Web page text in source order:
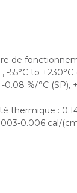
de
-55°C to +230°C
-0.08 %/°C (SP),
thermique :
0.006 cal/